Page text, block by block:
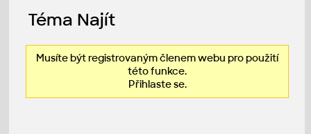
Téma Najít
Musíte být registrovaným členem webu pro použití
této funkce.
Přihlaste se.